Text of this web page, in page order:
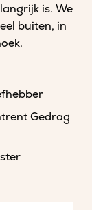
is. We
buiten, in
Gedrag